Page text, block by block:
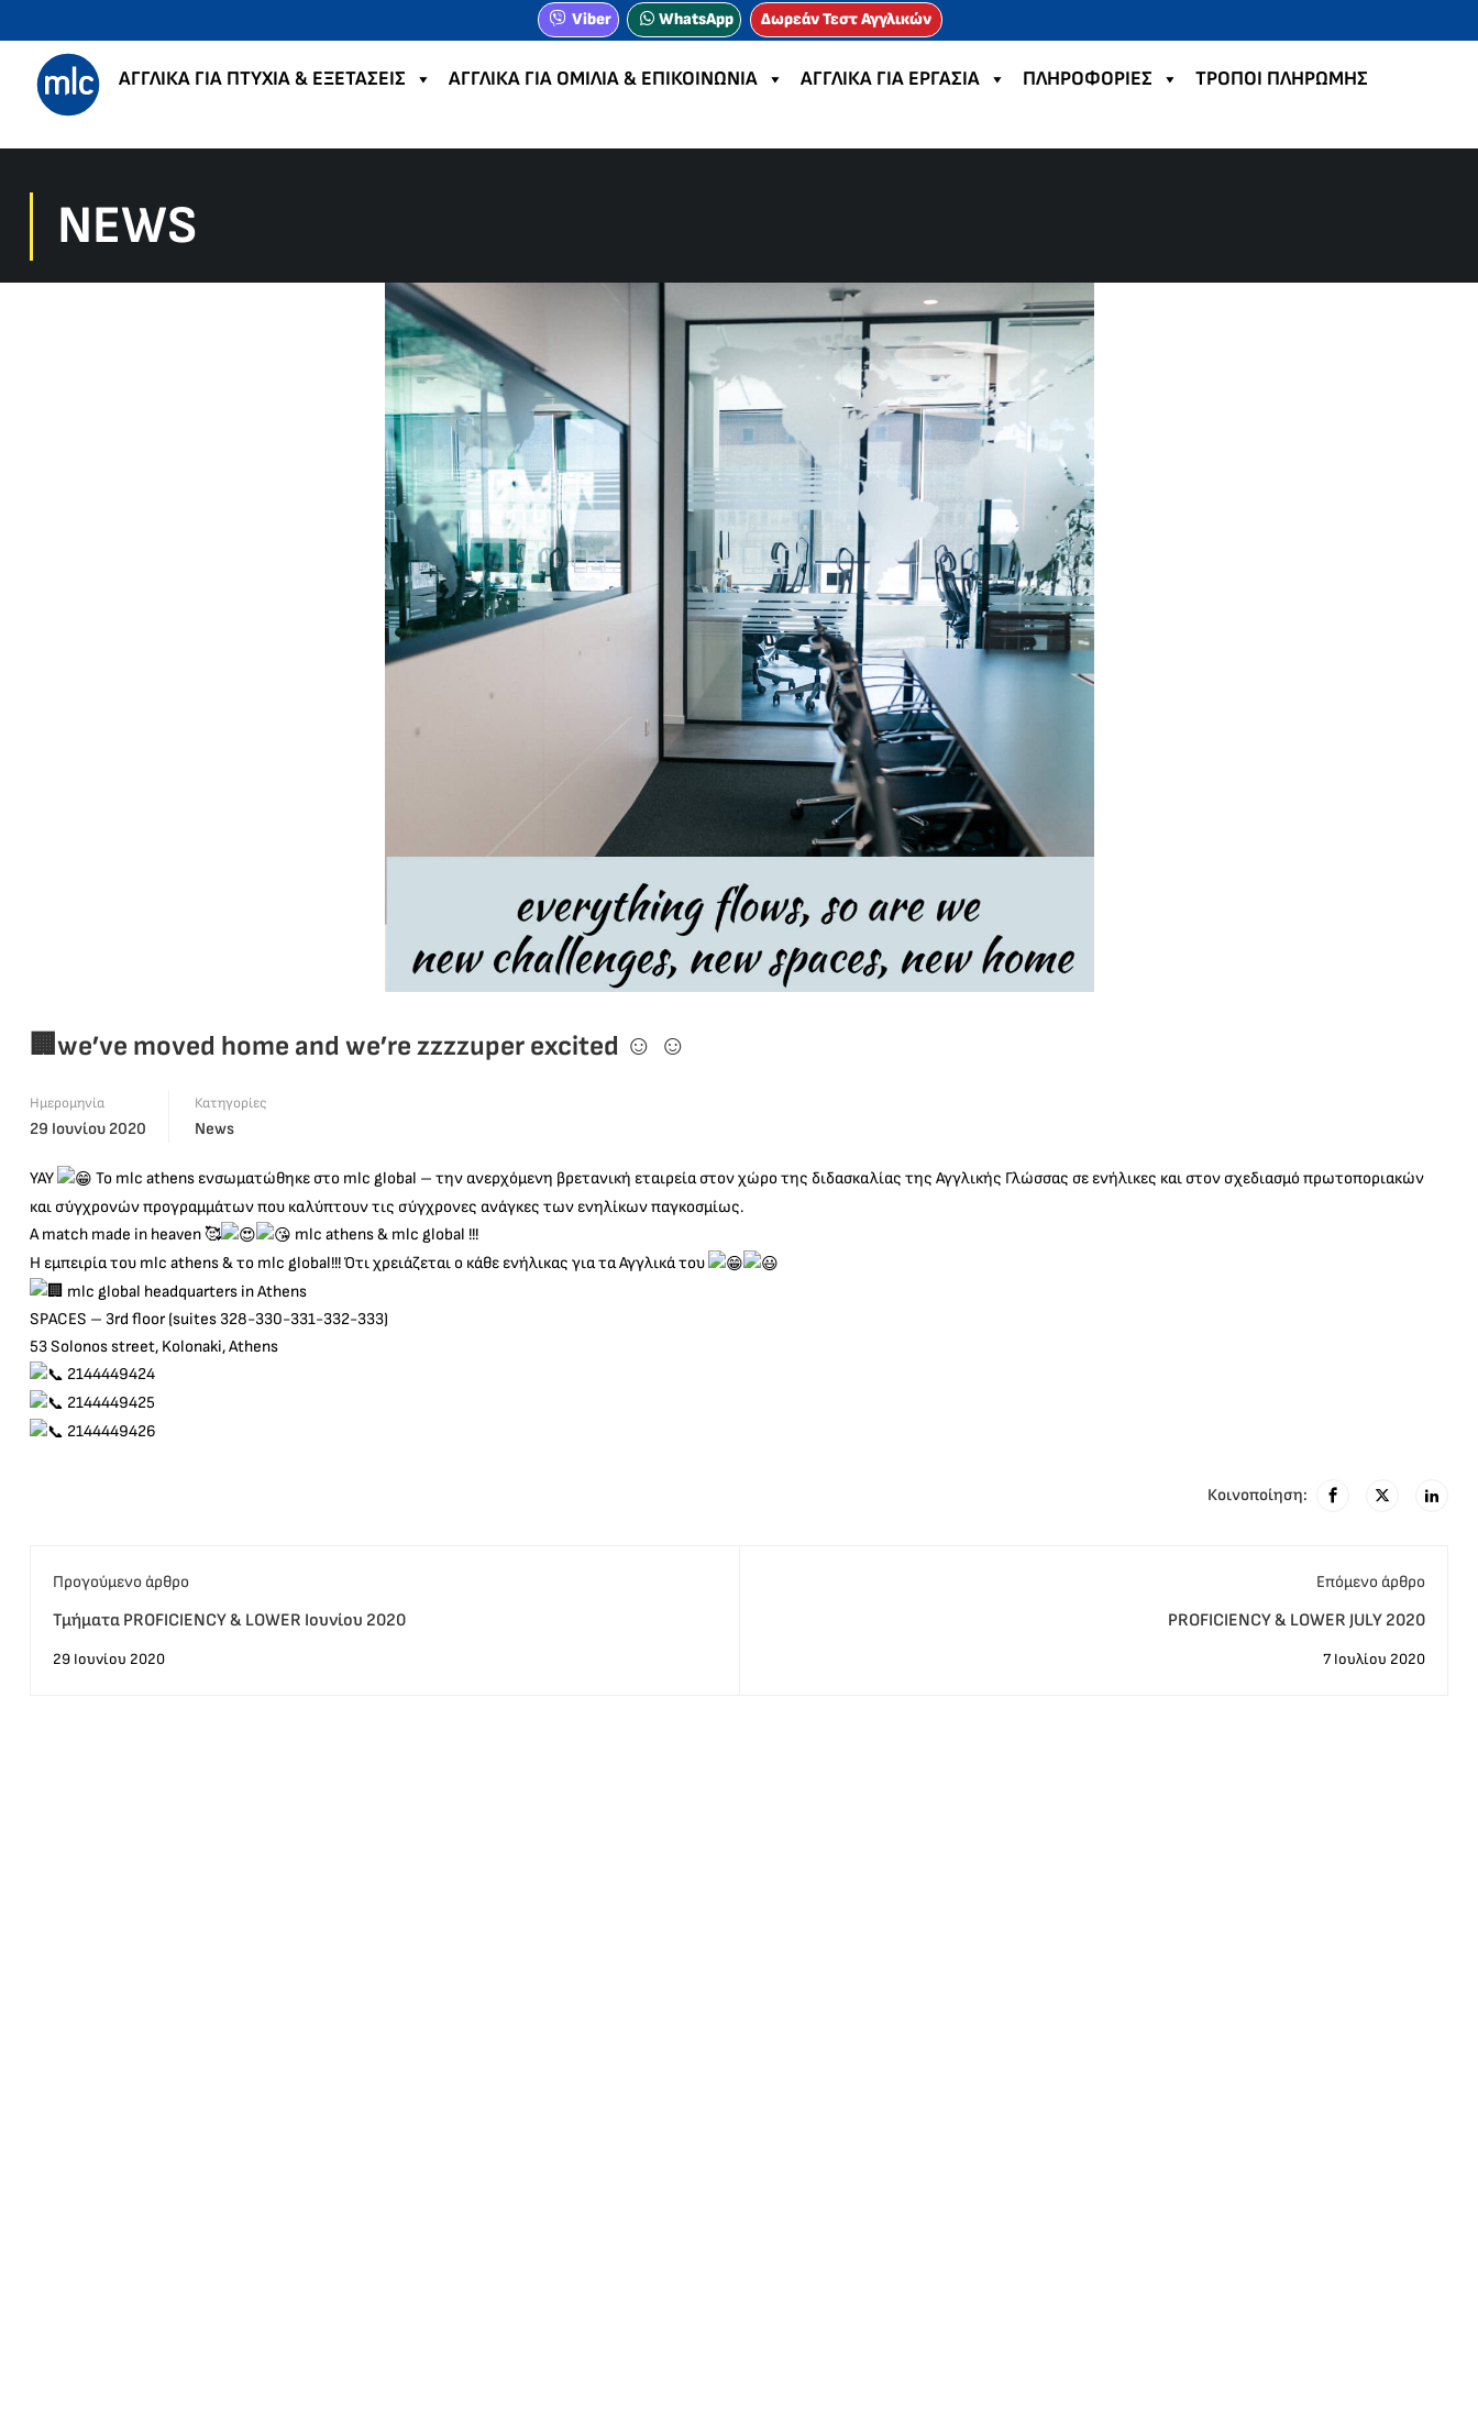
Viber WhatsApp Δωρεάν Τεστ Αγγλικών
ΑΓΓΛΙΚΑ ΓΙΑ ΠΤΥΧΙΑ & ΕΞΕΤΑΣΕΙΣ ΑΓΓΛΙΚΑ ΓΙΑ ΟΜΙΛΙΑ & ΕΠΙΚΟΙΝΩΝΙΑ ΑΓΓΛΙΚΑ ΓΙΑ ΕΡΓΑΣΙΑ ΠΛΗΡΟΦΟΡΙΕΣ TΡΟΠΟΙ ΠΛΗΡΩΜΗΣ
NEWS
🏢we’ve moved home and we’re zzzzuper excited ☺️ ☺️
Ημερομηνία
29 Ιουνίου 2020
Κατηγορίες
News
ΥΑΥ
To mlc athens ενσωματώθηκε στο mlc global – την ανερχόμενη βρετανική εταιρεία στον χώρο της διδασκαλίας της Αγγλικής Γλώσσας σε ενήλικες και στον σχεδιασμό πρωτοποριακών
και σύγχρονών προγραμμάτων που καλύπτουν τις σύγχρονες ανάγκες των ενηλίκων παγκοσμίως.
A match made in heaven 🥰
mlc athens & mlc global !!!
Η εμπειρία του mlc athens & το mlc global!!! Ότι χρειάζεται ο κάθε ενήλικας για τα Αγγλικά του
mlc global headquarters in Athens
SPACES – 3rd floor (suites 328-330-331-332-333)
53 Solonos street, Kolonaki, Athens
2144449424
2144449425
2144449426
Κοινοποίηση:
Προγούμενο άρθρο
Τμήματα PROFICIENCY & LOWER Ιουνίου 2020
29 Ιουνίου 2020
Eπόμενο άρθρο
PROFICIENCY & LOWER JULY 2020
7 Ιουλίου 2020